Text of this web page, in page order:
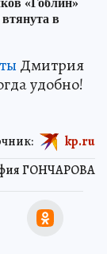
Дмитрия
удобно!
ГОНЧАРОВА
kp.ru